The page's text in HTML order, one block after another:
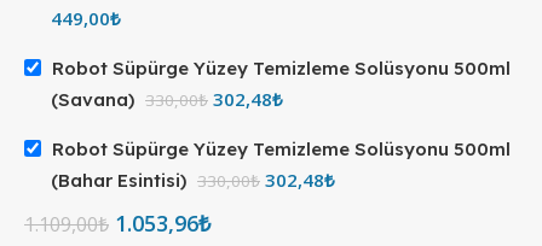
449,00₺
Robot Süpürge Yüzey Temizleme Solüsyonu 500ml
(Savana) 330,00₺ 302,48₺
Robot Süpürge Yüzey Temizleme Solüsyonu 500ml
(Bahar Esintisi) 330,00₺ 302,48₺
1.109,00₺ 1.053,96₺